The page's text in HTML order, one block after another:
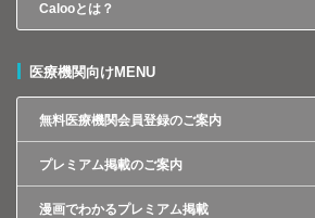
Calooとは？
医療機関向けMENU
無料医療機関会員登録のご案内
プレミアム掲載のご案内
漫画でわかるプレミアム掲載